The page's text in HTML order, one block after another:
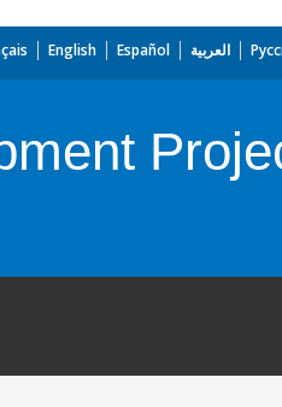
English Español العربية